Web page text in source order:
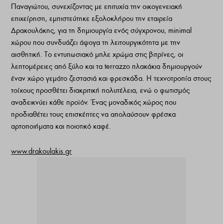
Παναγιώτου, συνεχίζοντας με επιτυχία την οικογενειακή
επιχείρηση, εμπιστεύτηκε εξολοκλήρου την εταιρεία
Δρακουλάκης, για τη δημιουργία ενός σύγχρονου, minimal
χώρου που συνδυάζει άψογα τη λειτουργικότητα με την
αισθητική. Το εντυπωσιακό μπλε χρώμα στις βιτρίνες, οι
λεπτομέρειες από ξύλο και τα terrazzo πλακάκια δημιουργούν
έναν χώρο γεμάτο ζεστασιά και φρεσκάδα. Η τεχνοτροπία στους
τοίχους προσθέτει διακριτική πολυτέλεια, ενώ ο φωτισμός
αναδεικνύει κάθε προϊόν. Ένας μοναδικός χώρος που
προδιαθέτει τους επισκέπτες να απολαύσουν φρέσκα
αρτοποιήματα και ποιοτικό καφέ.
www.drakoulakis.gr